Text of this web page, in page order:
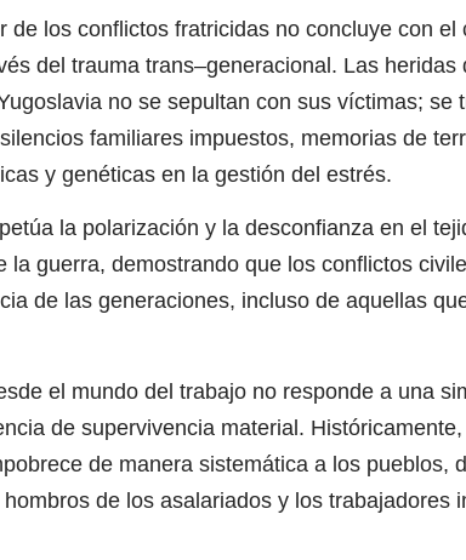
de los conflictos fratricidas no concluye con el
del trauma trans–generacional. Las heridas
no se sepultan con sus víctimas; se
familiares impuestos, memorias de
y genéticas en la gestión del estrés.
la polarización y la desconfianza en el
la guerra, demostrando que los conflictos
de las generaciones, incluso de aquellas
el mundo del trabajo no responde a una
de supervivencia material.
de manera sistemática a los pueblos,
de los asalariados y los trabajadores